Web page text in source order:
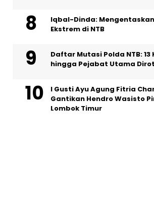
Iqbal-Dinda:
Ekstrem di NTB
Daftar Mutasi Polda NTB: 13
hingga Pejabat Utama
I Gusti Ayu Agung Fitria
Gantikan Hendro Wasisto
Lombok Timur